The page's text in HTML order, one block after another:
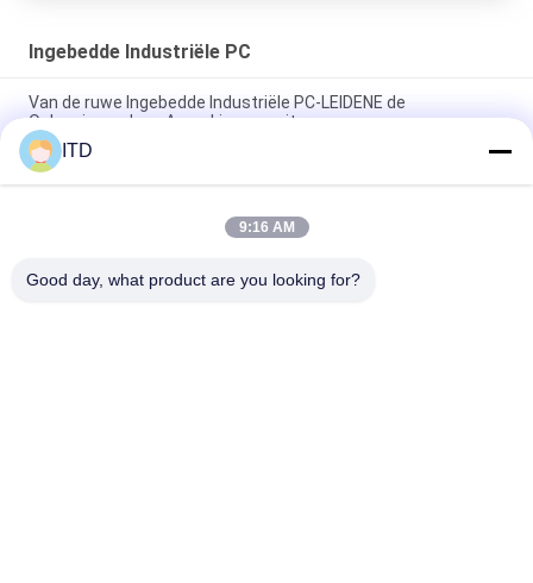
Ingebedde Industriële PC
Van de ruwe Ingebedde Industriële PC-LEIDENE de
Oplossingendoos Aanrakingsmonitor
Freestanding Interactieve Ingebedde Digitale Signage
Industriële Binnen
2xIntel I225V 2.5G bedde de Industriële PC-Oplossingen van de
ITD
9:16 AM
Good day, what product are you looking for?